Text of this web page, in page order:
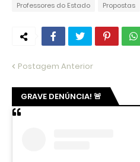
Professores do Estado
Propostas
Postagem Anterior
GRAVE DENÚNCIA! 🚨